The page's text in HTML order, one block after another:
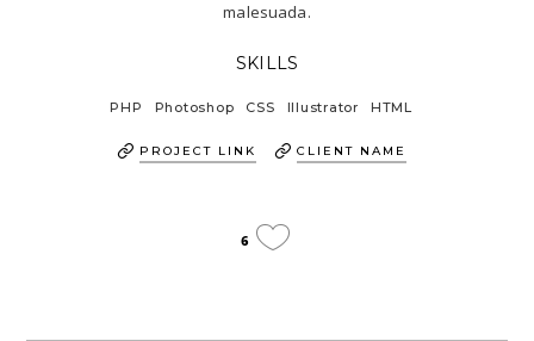
malesuada.
SKILLS
PHP Photoshop CSS Illustrator HTML
PROJECT LINK CLIENT NAME
6